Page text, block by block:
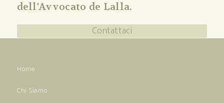
dell'Avvocato de Lalla.
Contattaci
Home
Chi Siamo